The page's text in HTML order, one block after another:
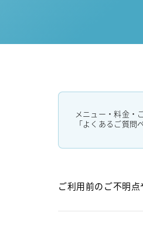
メニュー・料金・
「よくあるご質問
ご利用前のご不明点